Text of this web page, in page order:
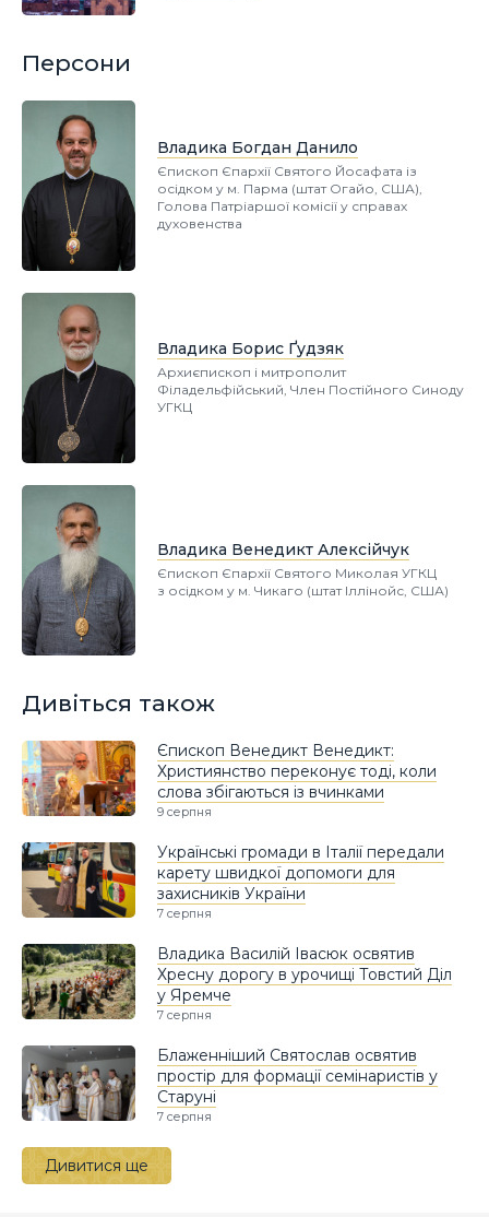
Персони
Владика Богдан Данило
Єпископ Єпархії Святого Йосафата із
осідком у м. Парма (штат Огайо, США),
Голова Патріаршої комісії у справах
духовенства
Владика Борис Ґудзяк
Архиєпископ і митрополит
Філадельфійський, Член Постійного Синоду
УГКЦ
Владика Венедикт Алексійчук
Єпископ Єпархії Святого Миколая УГКЦ
з осідком у м. Чикаго (штат Іллінойс, США)
Дивіться також
Єпископ Венедикт Венедикт:
Християнство переконує тоді, коли
слова збігаються із вчинками
9 серпня
Українські громади в Італії передали
карету швидкої допомоги для
захисників України
7 серпня
Владика Василій Івасюк освятив
Хресну дорогу в урочищі Товстий Діл
у Яремче
7 серпня
Блаженніший Святослав освятив
простір для формації семінаристів у
Старуні
7 серпня
Дивитися ще